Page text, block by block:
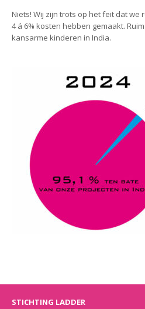
Niets! Wij zijn trots op het feit dat we
4 á 6% kosten hebben gemaakt.
kansarme kinderen in India.
STICHTING LADDER